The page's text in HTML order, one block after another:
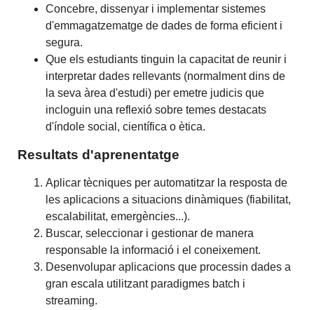
Concebre, dissenyar i implementar sistemes
d'emmagatzematge de dades de forma eficient i
segura.
Que els estudiants tinguin la capacitat de reunir i
interpretar dades rellevants (normalment dins de
la seva àrea d'estudi) per emetre judicis que
incloguin una reflexió sobre temes destacats
d'índole social, científica o ètica.
Resultats d'aprenentatge
Aplicar tècniques per automatitzar la resposta de
les aplicacions a situacions dinàmiques (fiabilitat,
escalabilitat, emergències...).
Buscar, seleccionar i gestionar de manera
responsable la informació i el coneixement.
Desenvolupar aplicacions que processin dades a
gran escala utilitzant paradigmes batch i
streaming.